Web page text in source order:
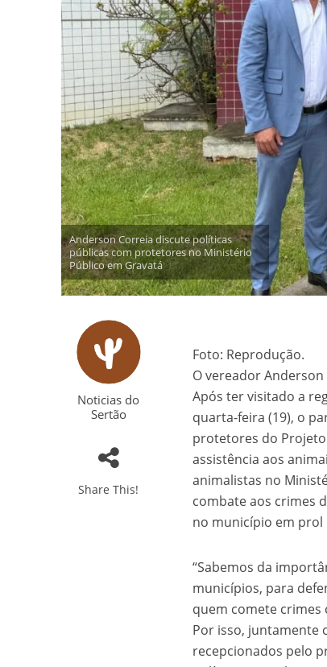
Anderson Correia discute políticas
públicas com protetores no Ministério
Público em Gravatá
Noticias do
Sertão
Share This!
Foto: Reprodução.
O vereador
Após ter visitado a
quarta-feira (19), o
protetores do
assistência aos
animalistas no
combate aos crimes
no município em
“Sabemos da
municípios, para
quem comete
Por isso, juntamente
recepcionados pelo